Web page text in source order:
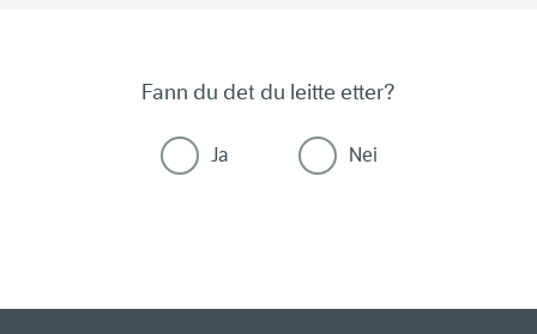
Fann du det du leitte etter?
Ja Nei